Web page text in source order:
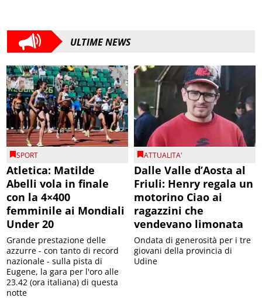
ULTIME NEWS
SPORT
Atletica: Matilde
Abelli vola in finale
con la 4×400
femminile ai Mondiali
Under 20
Grande prestazione delle
azzurre - con tanto di record
nazionale - sulla pista di
Eugene, la gara per l'oro alle
23.42 (ora italiana) di questa
notte
ATTUALITA'
Dalle Valle d’Aosta al
Friuli: Henry regala un
motorino Ciao ai
ragazzini che
vendevano limonata
Ondata di generosità per i tre
giovani della provincia di
Udine